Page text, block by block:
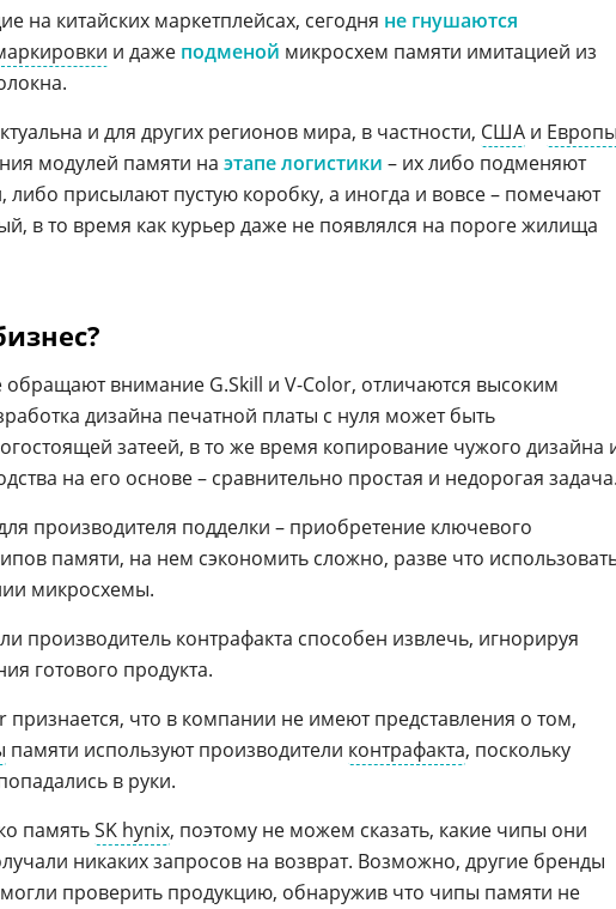
на китайских маркетплейсах, сегодня не гнушаются
и даже подменой микросхем памяти имитацией из
и для других регионов мира, в частности, США и
модулей памяти на этапе логистики – их либо подменяют
присылают пустую коробку, а иногда и вовсе – помечают
в то время как курьер даже не появлялся на пороге жилища
обращают внимание G.Skill и V-Color, отличаются высоким
дизайна печатной платы с нуля может быть
затеей, в то же время копирование чужого дизайна
на его основе – сравнительно простая и недорогая
производителя подделки – приобретение ключевого
памяти, на нем сэкономить сложно, разве что
микросхемы.
производитель контрафакта способен извлечь, игнорируя
готового продукта.
признается, что в компании не имеют представления о том,
памяти используют производители контрафакта, поскольку
в руки.
памятьSK hynix, поэтому не можем сказать, какие чипы они
никаких запросов на возврат. Возможно, другие бренды
проверить продукцию, обнаружив что чипы памяти не